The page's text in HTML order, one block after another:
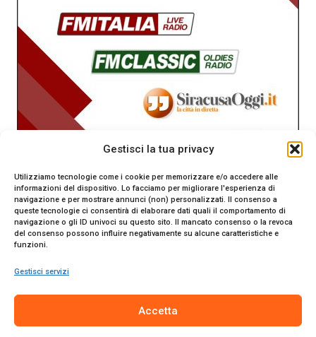
Gestisci la tua privacy
Utilizziamo tecnologie come i cookie per memorizzare e/o accedere alle
informazioni del dispositivo. Lo facciamo per migliorare l'esperienza di
navigazione e per mostrare annunci (non) personalizzati. Il consenso a
queste tecnologie ci consentirà di elaborare dati quali il comportamento di
navigazione o gli ID univoci su questo sito. Il mancato consenso o la revoca
del consenso possono influire negativamente su alcune caratteristiche e
funzioni.
Gestisci servizi
Accetta
Tribunale di Siracusa. Direttore responsabile Gianni Catania.